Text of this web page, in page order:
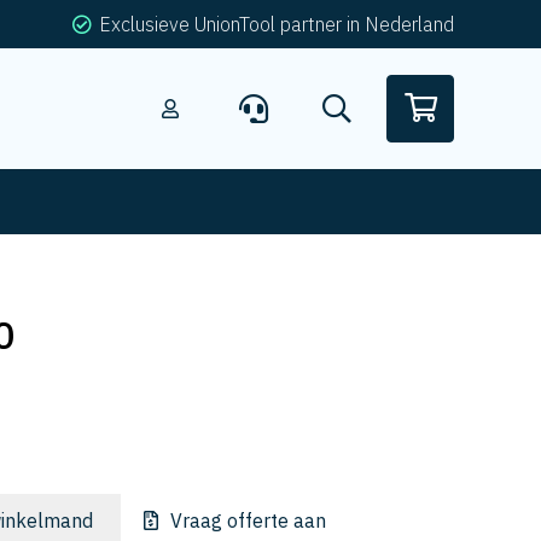
Exclusieve UnionTool partner in Nederland
Vraag offerte aan